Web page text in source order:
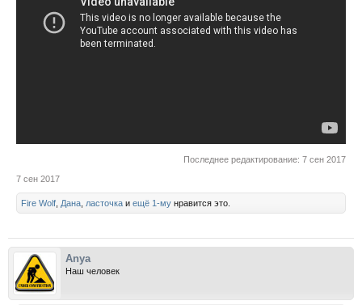
Последнее редактирование: 7 сен 2017
7 сен 2017
Fire Wolf Дана ласточка и ещё 1-му нравится это.
Anya
Наш человек